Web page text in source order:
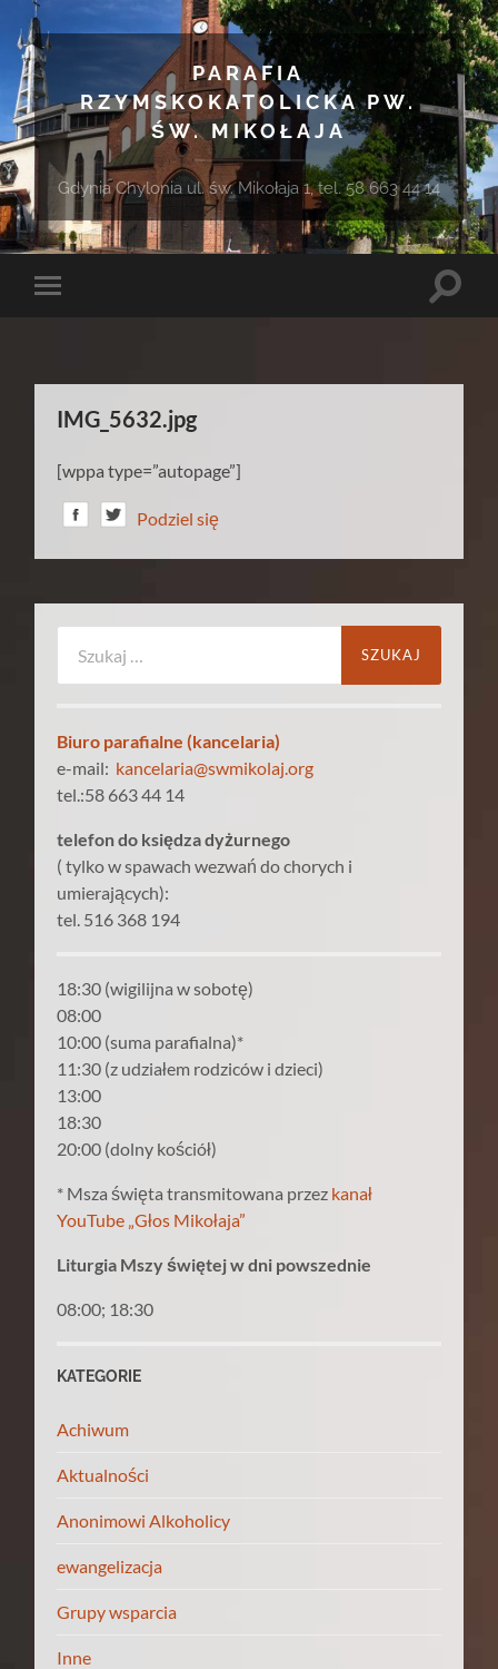
PARAFIA
RZYMSKOKATOLICKA PW.
ŚW. MIKOŁAJA
Gdynia Chylonia ul. św. Mikołaja 1, tel. 58 663 44 14
Toggle
Toggle
IMG_5632.jpg
[wppa type=”autopage”]
Podziel się
Biuro parafialne (kancelaria)
e-mail: kancelaria@swmikolaj.org
tel.:58 663 44 14
telefon do księdza dyżurnego
( tylko w spawach wezwań do chorych i
umierających):
tel. 516 368 194
18:30 (wigilijna w sobotę)
08:00
10:00 (suma parafialna)*
11:30 (z udziałem rodziców i dzieci)
13:00
18:30
20:00 (dolny kościół)
* Msza święta transmitowana przez kanał
YouTube „Głos Mikołaja”
Liturgia Mszy świętej w dni powszednie
08:00; 18:30
KATEGORIE
Achiwum
Aktualności
Anonimowi Alkoholicy
ewangelizacja
Grupy wsparcia
Inne